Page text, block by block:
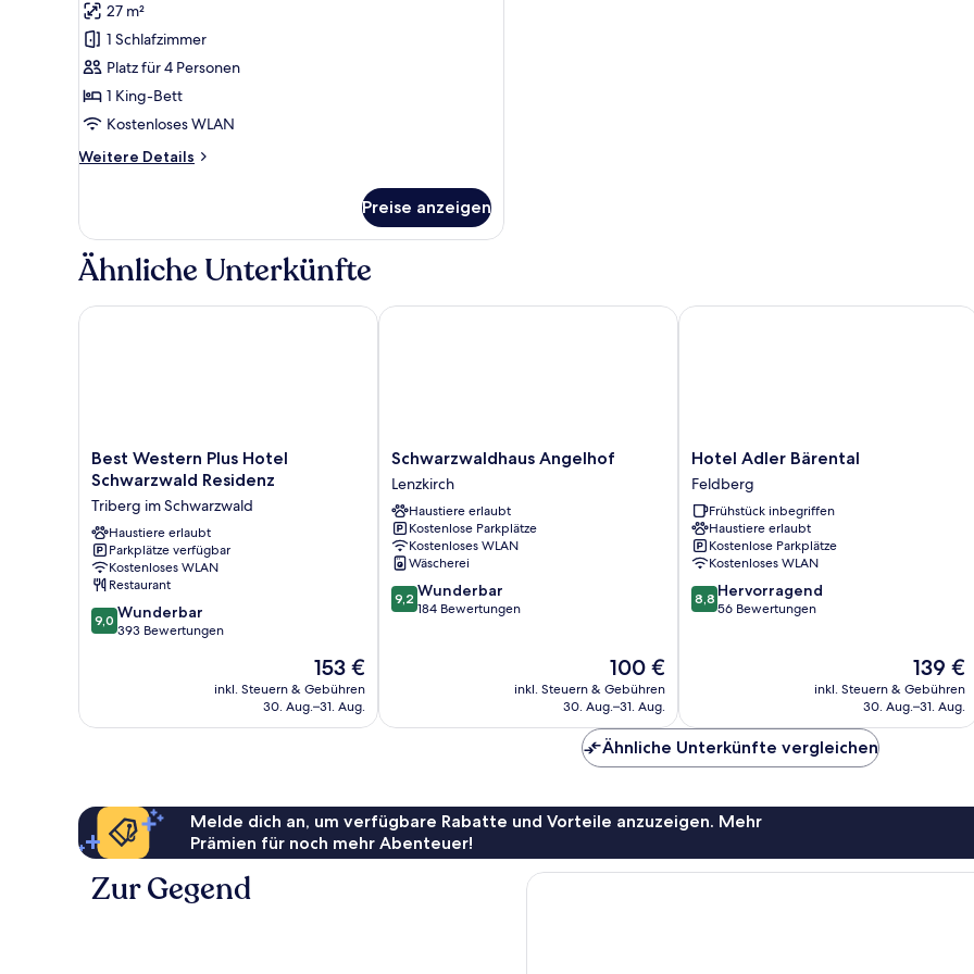
Zimmer
anzeigen
Bewertung)
27 m²
1 Schlafzimmer
Platz für 4 Personen
1 King-Bett
Kostenloses WLAN
Weitere Details
Weitere
Zimmer
Preise anzeigen
Ähnliche Unterkünfte
Best
Western
Hotel
Schwarzwald
Residenz
Triberg
im
Schwarzwald
Best Western Plus Hotel
Schwarzwald Residenz
Triberg im Schwarzwald
Haustiere erlaubt
Parkplätze verfügbar
Kostenloses WLAN
Restaurant
9.0
von
9,0 Wunderbar
393 Bewertungen
Der
Preis
beträgt
153 €
inkl. Steuern & Gebühren
30. Aug.–31. Aug.
Best Western Plus Hotel Schwarzwald Residenz
Schwarzwaldhaus
Angelhof
Lenzkirch
Schwarzwaldhaus Angelhof
Lenzkirch
Haustiere erlaubt
Kostenlose Parkplätze
Kostenloses WLAN
Wäscherei
9.2
von
9,2 Wunderbar
184 Bewertungen
Der
Preis
beträgt
100 €
inkl. Steuern & Gebühren
30. Aug.–31. Aug.
Schwarzwaldhaus Angelhof
Hotel
Adler
Bärental
Feldberg
Hotel Adler Bärental
Feldberg
Frühstück inbegriffen
Haustiere erlaubt
Kostenlose Parkplätze
Kostenloses WLAN
8.8
von
8,8 Hervorragend
56 Bewertungen
Der
Preis
beträgt
139 €
inkl. Steuern & Gebühren
30. Aug.–31. Aug.
Hotel Adler Bärental
Ähnliche Unterkünfte vergleichen
Melde dich an, um verfügbare Rabatte und Vorteile anzuzeigen. Mehr
Prämien für noch mehr Abenteuer!
Zur Gegend